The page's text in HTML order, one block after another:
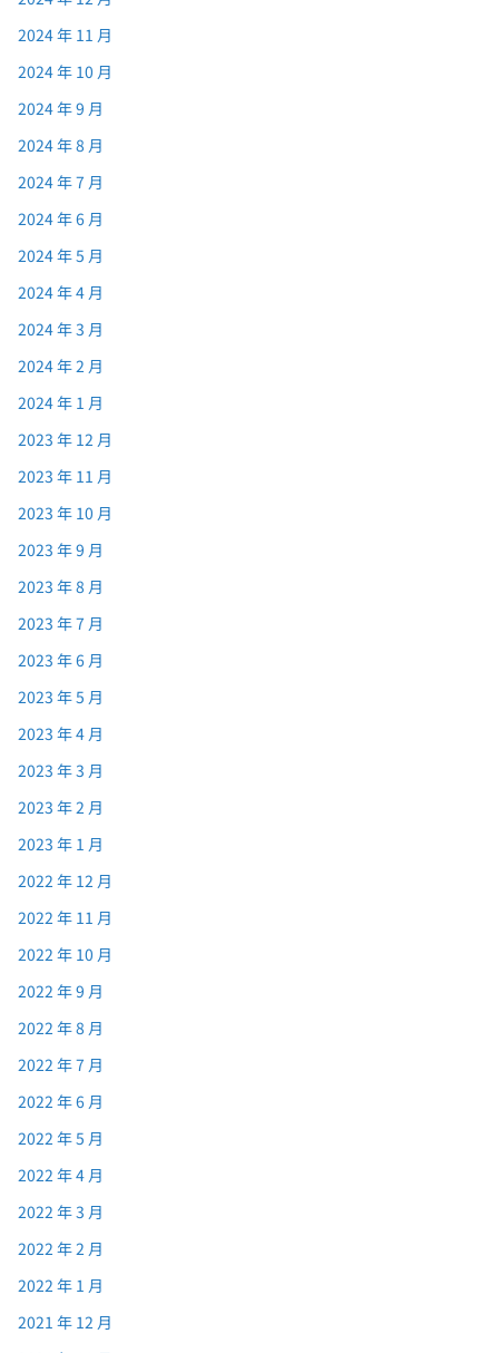
2024 年 11 月
2024 年 10 月
2024 年 9 月
2024 年 8 月
2024 年 7 月
2024 年 6 月
2024 年 5 月
2024 年 4 月
2024 年 3 月
2024 年 2 月
2024 年 1 月
2023 年 12 月
2023 年 11 月
2023 年 10 月
2023 年 9 月
2023 年 8 月
2023 年 7 月
2023 年 6 月
2023 年 5 月
2023 年 4 月
2023 年 3 月
2023 年 2 月
2023 年 1 月
2022 年 12 月
2022 年 11 月
2022 年 10 月
2022 年 9 月
2022 年 8 月
2022 年 7 月
2022 年 6 月
2022 年 5 月
2022 年 4 月
2022 年 3 月
2022 年 2 月
2022 年 1 月
2021 年 12 月